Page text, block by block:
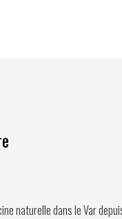
naturelle dans le Var